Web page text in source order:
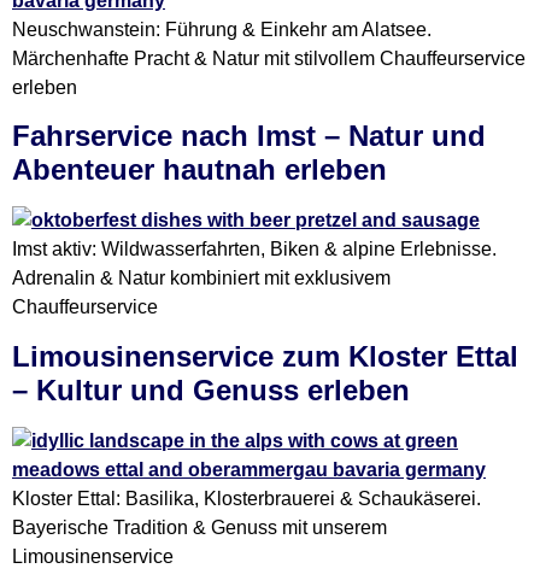
Neuschwanstein: Führung & Einkehr am Alatsee.
Märchenhafte Pracht & Natur mit stilvollem Chauffeurservice
erleben
Fahrservice nach Imst – Natur und
Abenteuer hautnah erleben
Imst aktiv: Wildwasserfahrten, Biken & alpine Erlebnisse.
Adrenalin & Natur kombiniert mit exklusivem
Chauffeurservice
Limousinenservice zum Kloster Ettal
– Kultur und Genuss erleben
Kloster Ettal: Basilika, Klosterbrauerei & Schaukäserei.
Bayerische Tradition & Genuss mit unserem
Limousinenservice